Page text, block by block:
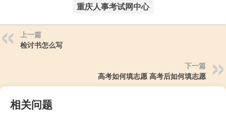
重庆人事考试网中心
上一篇
检讨书怎么写
下一篇
高考如何填志愿 高考后如何填志愿
相关问题